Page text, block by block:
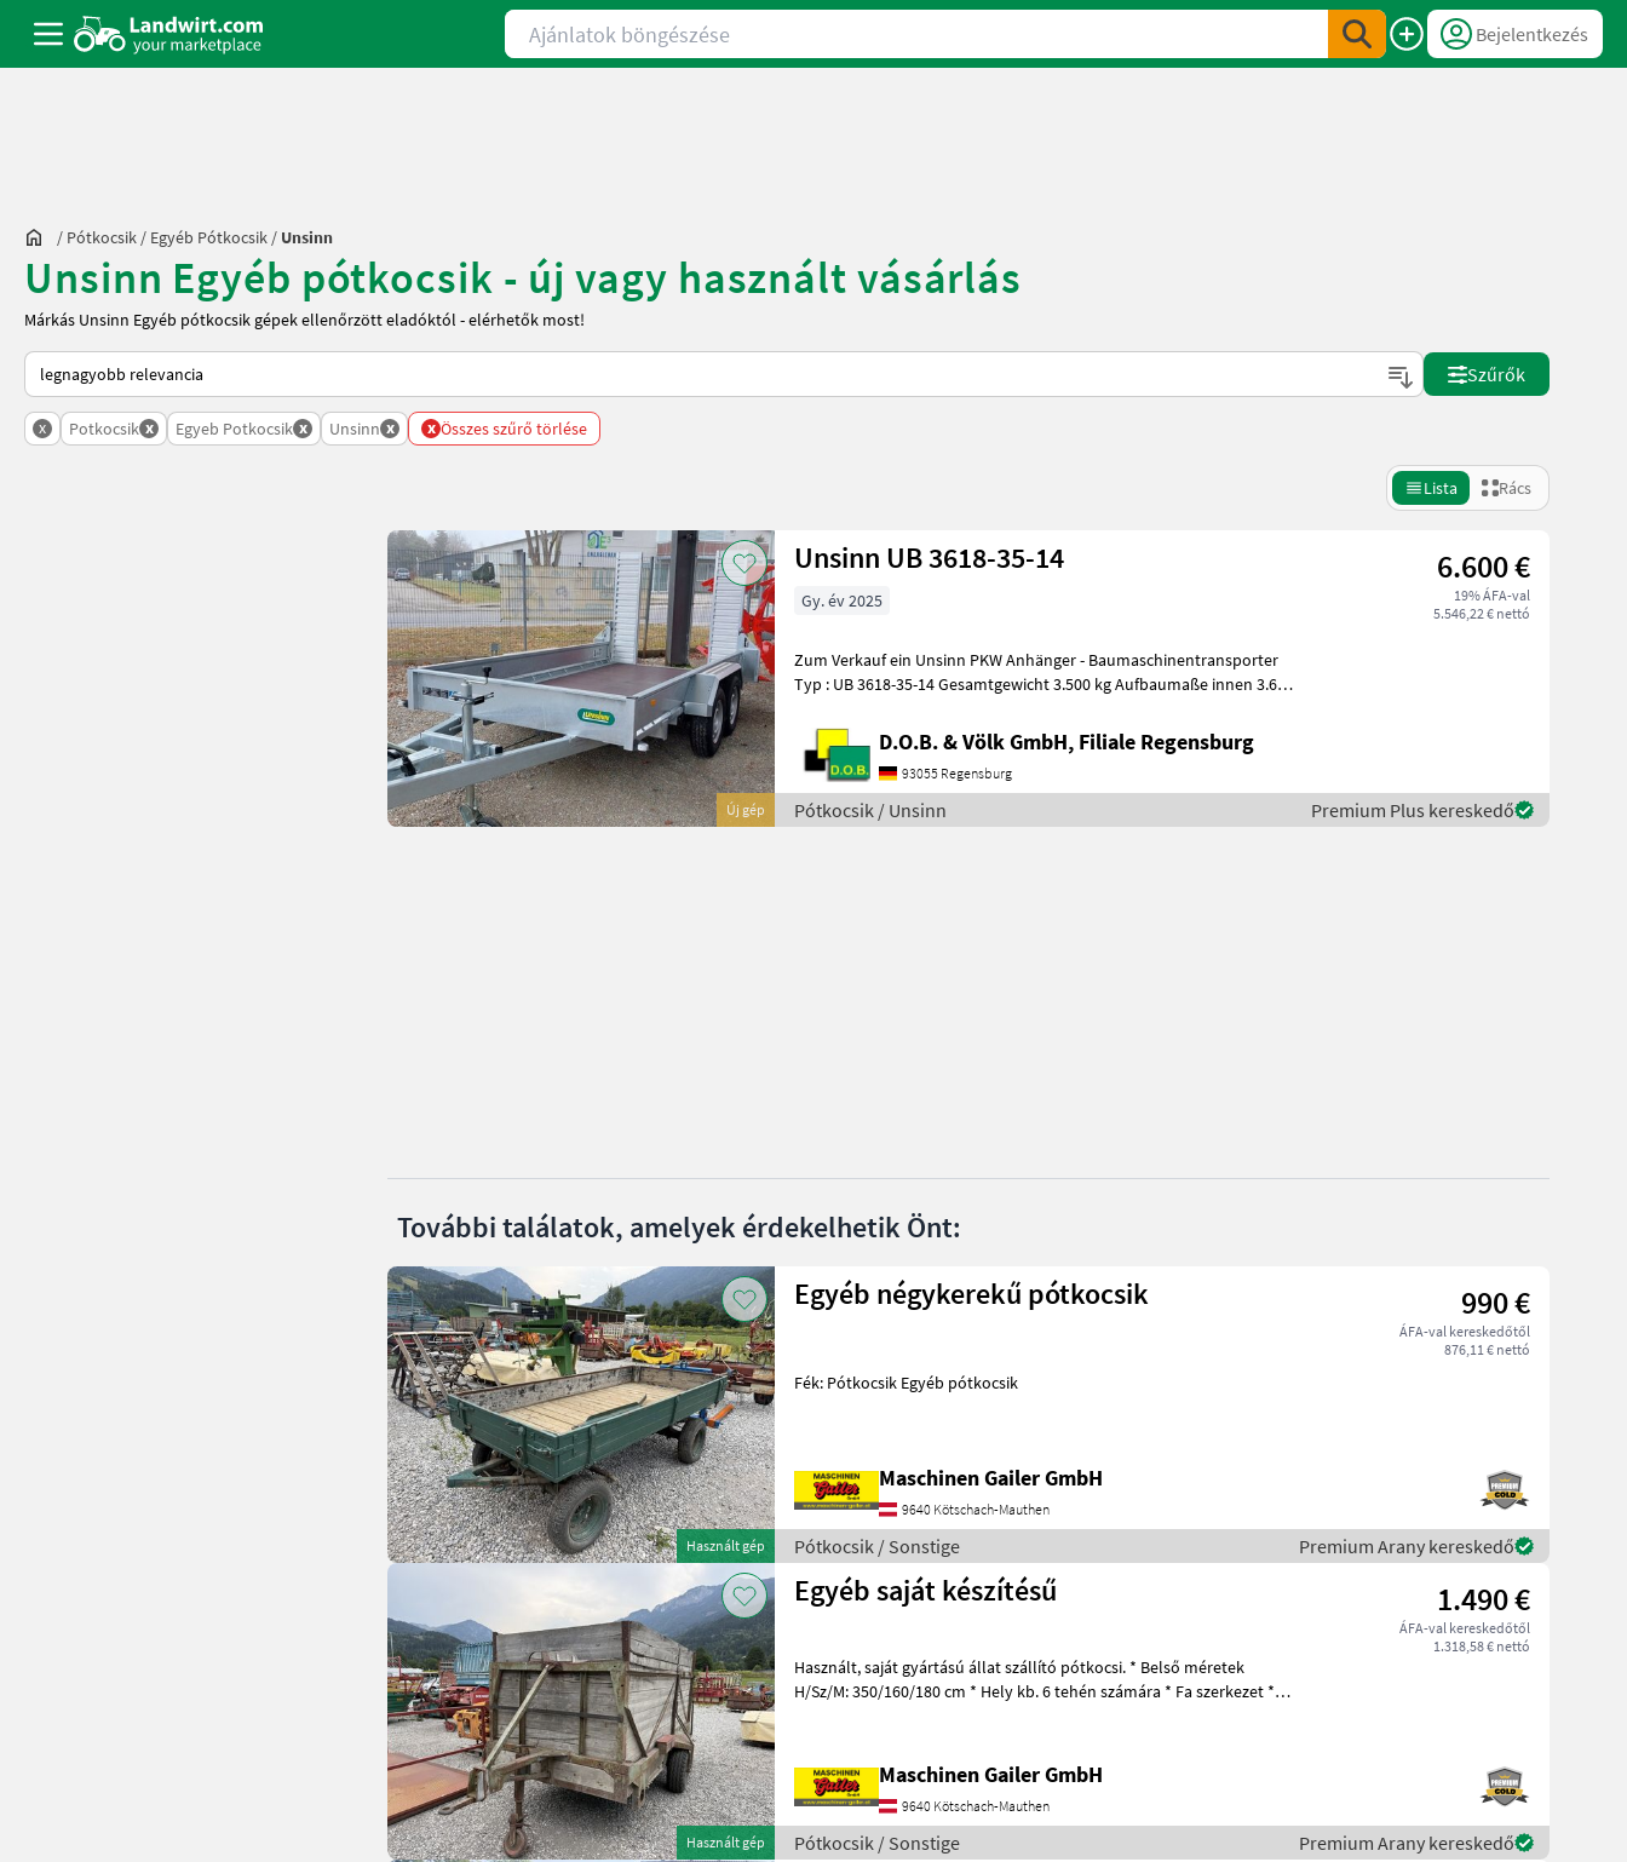
Ajánlatok böngészése
Bejelentkezés
/ Pótkocsik / Egyéb Pótkocsik / Unsinn
Unsinn Egyéb pótkocsik - új vagy használt vásárlás
Márkás Unsinn Egyéb pótkocsik gépek ellenőrzött eladóktól - elérhetők most!
Így van sorba rendezve a Landwirt.com-on
Szűrők
x Potkocsik x Egyeb Potkocsik x Unsinn x x Összes szűrő törlése
Lista Rács
Új gép
Unsinn UB 3618-35-14 6.600 €
19% ÁFA-val
5.546,22 € nettó
Gy. év 2025
Zum Verkauf ein Unsinn PKW Anhänger - Baumaschinentransporter
Typ : UB 3618-35-14 Gesamtgewicht 3.500 kg Aufbaumaße innen 3.660
D.O.B. & Völk GmbH, Filiale Regensburg
93055 Regensburg
Pótkocsik / Unsinn Premium Plus kereskedő
További találatok, amelyek érdekelhetik Önt:
Használt gép
Egyéb négykerekű pótkocsik 990 €
ÁFA-val kereskedőtől
876,11 € nettó
Fék: Pótkocsik Egyéb pótkocsik
Maschinen Gailer GmbH
9640 Kötschach-Mauthen
Pótkocsik / Sonstige Premium Arany kereskedő
Használt gép
Egyéb saját készítésű 1.490 €
ÁFA-val kereskedőtől
1.318,58 € nettó
Használt, saját gyártású állat szállító pótkocsi. * Belső méretek
H/Sz/M: 350/160/180 cm * Hely kb. 6 tehén számára * Fa szerkezet *
Maschinen Gailer GmbH
9640 Kötschach-Mauthen
Pótkocsik / Sonstige Premium Arany kereskedő